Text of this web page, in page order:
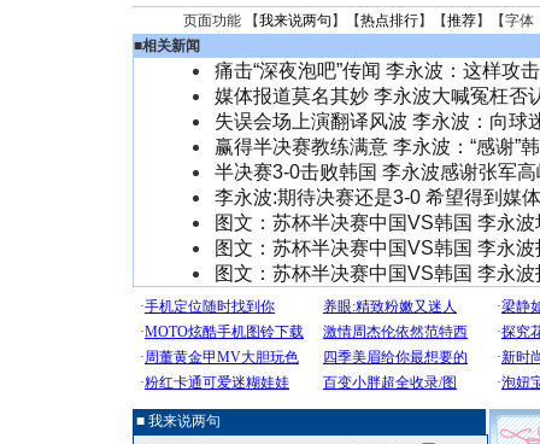
页面功能 【我来说两句 】【热点排行】【推荐】【字体
■相关新闻
痛击“深夜泡吧”传闻 李永波：这样攻
媒体报道莫名其妙 李永波大喊冤枉否
失误会场上演翻译风波 李永波：向球
赢得半决赛教练满意 李永波：“感谢”
半决赛3-0击败韩国 李永波感谢张军高
李永波:期待决赛还是3-0 希望得到媒
图文：苏杯半决赛中国VS韩国 李永
图文：苏杯半决赛中国VS韩国 李永
图文：苏杯半决赛中国VS韩国 李永
■ 我来说两句